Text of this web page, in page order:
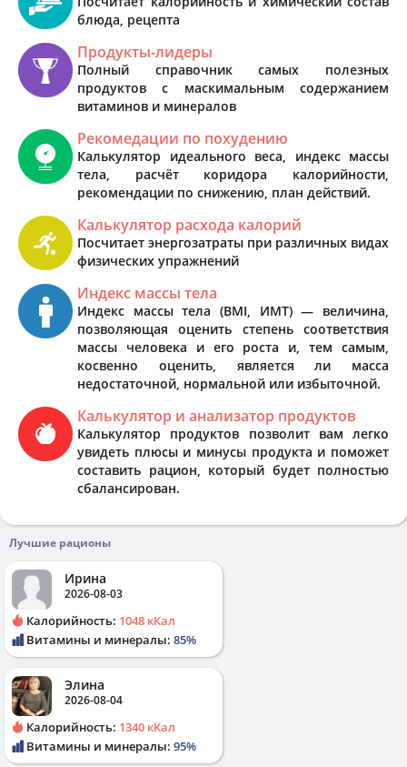
блюда, рецепта
Продукты-лидеры
Полный справочник самых полезных
продуктов с маскимальным содержанием
витаминов и минералов
Рекомедации по похудению
Калькулятор идеального веса, индекс массы
тела, расчёт коридора калорийности,
рекомендации по снижению, план действий.
Калькулятор расхода калорий
Посчитает энергозатраты при различных видах
физических упражнений
Индекс массы тела
Индекс массы тела (BMI, ИМТ) — величина,
позволяющая оценить степень соответствия
массы человека и его роста и, тем самым,
косвенно оценить, является ли масса
недостаточной, нормальной или избыточной.
Калькулятор и анализатор продуктов
Калькулятор продуктов позволит вам легко
увидеть плюсы и минусы продукта и поможет
составить рацион, который будет полностью
сбалансирован.
Лучшие рационы
Ирина
2026-08-03
Калорийность: 1048 кКал
Витамины и минералы: 85%
Элина
2026-08-04
Калорийность: 1340 кКал
Витамины и минералы: 95%